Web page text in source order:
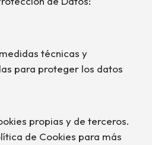
técnicas y
para proteger los datos
propias y de terceros.
de Cookies para más